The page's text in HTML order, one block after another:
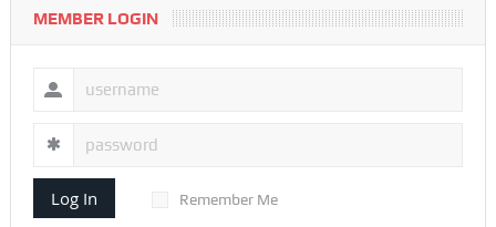
MEMBER LOGIN
Log In Remember Me